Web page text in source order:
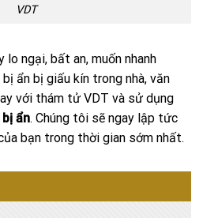
VDT
lo ngại, bất an, muốn nhanh
ẩn bị giấu kín trong nhà, văn
với thám tử VDT và sử dụng
ẩn. Chúng tôi sẽ ngay lập tức
bạn trong thời gian sớm nhất.